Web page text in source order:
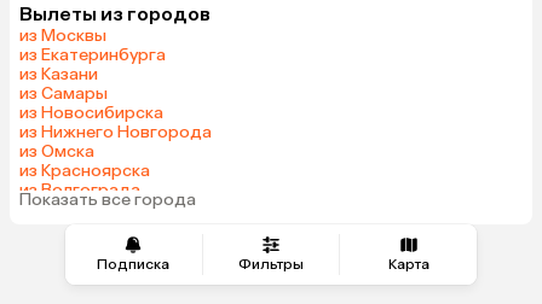
Подписка Фильтры Карта
Саудовская Аравия
Вылеты из городов
из Москвы
из Екатеринбурга
из Казани
из Самары
из Новосибирска
из Нижнего Новгорода
из Омска
из Красноярска
из Волгограда
Показать все города